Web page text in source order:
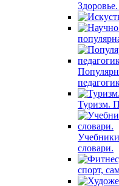
Туризм.
словари.
спорт,